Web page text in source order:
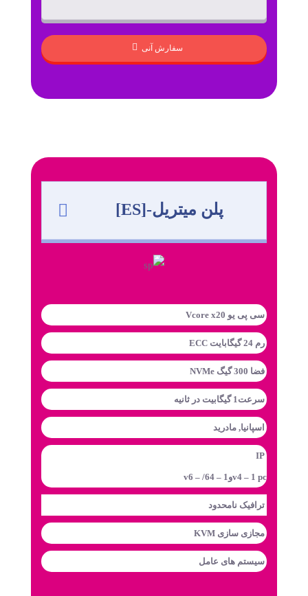
سفارش آنی
پلن میتریل-[ES]
سی پی یو Vcore x20
رم 24 گیگابایت ECC
فضا 300 گیگ NVMe
سرعت1 گیگابیت در ثانیه
اسپانیا, مادرید
IP
v4 – 1 pcوv6 – /64 – 1
ترافیک نامحدود
مجازی سازی KVM
سیستم های عامل